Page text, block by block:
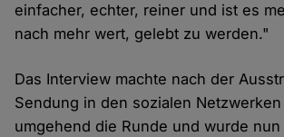
einfacher, echter, reiner und ist es
nach mehr wert, gelebt zu werden."
Das Interview machte nach der
Sendung in den sozialen
umgehend die Runde und wurde